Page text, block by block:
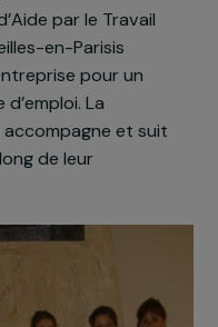
durée de 9 mois, la
phases :
qualification
de travail,
peintre en bâtiment
d’Aide par le Travail
en-Parisis
entreprise pour un
accompagne et suit